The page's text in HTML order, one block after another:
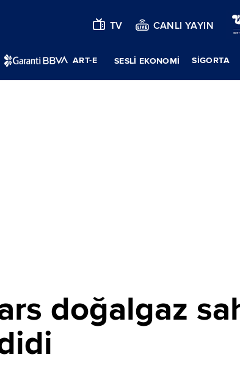
TV CANLI YAYIN
ART-E SESLİ EKONOMİ SIGORTA
doğalgaz